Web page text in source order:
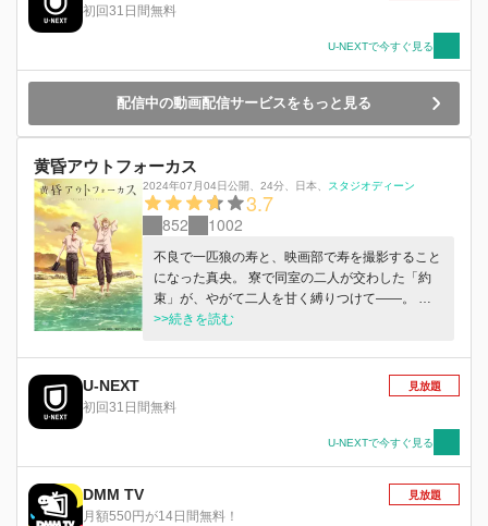
初回31日間無料
U-NEXTで今すぐ見る
配信中の動画配信サービスをもっと見る
黄昏アウトフォーカス
2024年07月04日公開、 24分、 日本、 スタジオディーン
3.7
852 1002
不良で一匹狼の寿と、映画部で寿を撮影すること
になった真央。 寮で同室の二人が交わした「約
束」が、やがて二人を甘く縛りつけて――。 映
画部部長で人気者の仁と、仁に対抗心を燃やす後
かれ合い――。 無口で不愛想だが信頼の厚い副
部長の礼と、季節外れの新入部員・詩音。 不意
のキスから、二人の「お付き合い」が始まって
>>続きを読む
U-NEXT
初回31日間無料
見放題
U-NEXTで今すぐ見る
DMM TV
月額550円が14日間無料！
見放題